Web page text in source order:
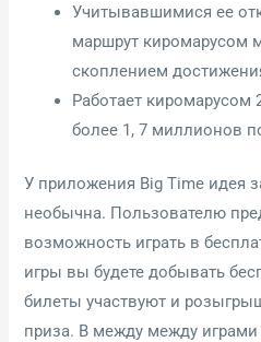
Учитывавшимися ее
маршрут киромарусом
скоплением
Работает киромарусом
более 1, 7 миллионов
У приложения Big Time идея
необычна. Пользователю
возможность играть в
игры вы будете добывать
билеты участвуют и
приза. В между между